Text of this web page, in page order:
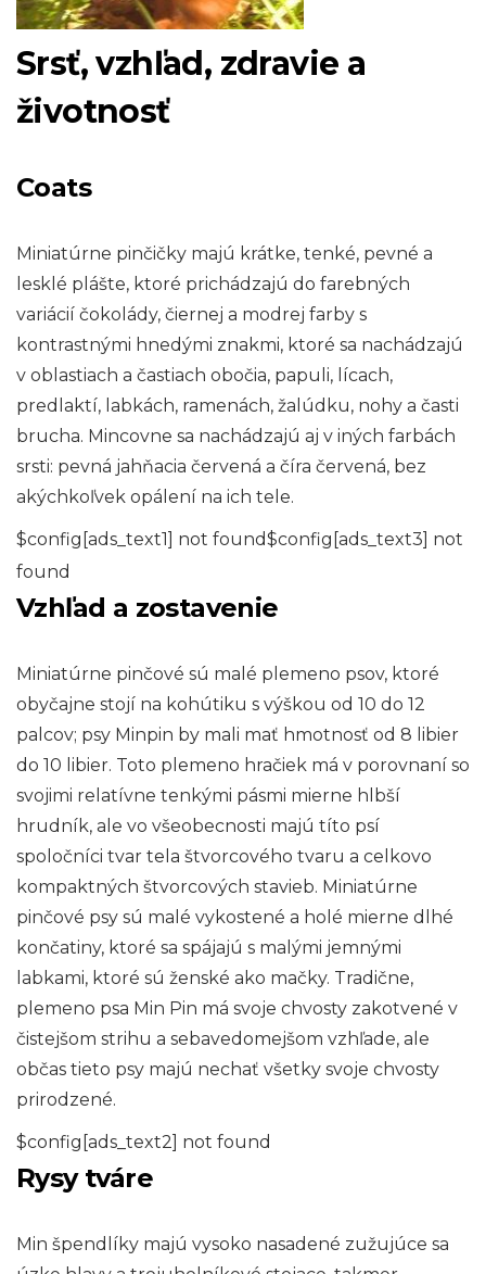
Srsť, vzhľad, zdravie a
životnosť
Coats
Miniatúrne pinčičky majú krátke, tenké, pevné a
lesklé plášte, ktoré prichádzajú do farebných
variácií čokolády, čiernej a modrej farby s
kontrastnými hnedými znakmi, ktoré sa nachádzajú
v oblastiach a častiach obočia, papuli, lícach,
predlaktí, labkách, ramenách, žalúdku, nohy a časti
brucha. Mincovne sa nachádzajú aj v iných farbách
srsti: pevná jahňacia červená a číra červená, bez
akýchkoľvek opálení na ich tele.
$config[ads_text1] not found$config[ads_text3] not
found
Vzhľad a zostavenie
Miniatúrne pinčové sú malé plemeno psov, ktoré
obyčajne stojí na kohútiku s výškou od 10 do 12
palcov; psy Minpin by mali mať hmotnosť od 8 libier
do 10 libier. Toto plemeno hračiek má v porovnaní so
svojimi relatívne tenkými pásmi mierne hlbší
hrudník, ale vo všeobecnosti majú títo psí
spoločníci tvar tela štvorcového tvaru a celkovo
kompaktných štvorcových stavieb. Miniatúrne
pinčové psy sú malé vykostené a holé mierne dlhé
končatiny, ktoré sa spájajú s malými jemnými
labkami, ktoré sú ženské ako mačky. Tradične,
plemeno psa Min Pin má svoje chvosty zakotvené v
čistejšom strihu a sebavedomejšom vzhľade, ale
občas tieto psy majú nechať všetky svoje chvosty
prirodzené.
$config[ads_text2] not found
Rysy tváre
Min špendlíky majú vysoko nasadené zužujúce sa